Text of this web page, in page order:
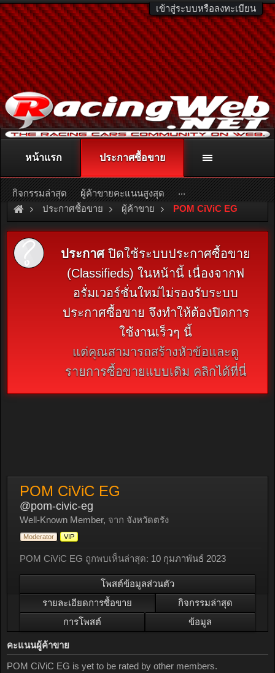
เข้าสู่ระบบหรือลงทะเบียน
ติดต่อลงโฆษณา racingweb@gmail.com
หรือโทร. 081-811-1138
หรืออ่านรายละเอียดเพิ่มเติม คลิกที่นี่
ประกาศซื้อขาย ผู้ค้าขาย POM CiViC EG
ประกาศปิดใช้ระบบประกาศซื้อขาย
(Classifieds) ในหน้านี้ เนื่องจากฟ
อรั่มเวอร์ชั่นใหม่ไม่รองรับระบบ
ประกาศซื้อขาย จึงทำให้ต้องปิดการ
ใช้งานเร็วๆ นี้
แต่คุณสามารถสร้างหัวข้อและดู
รายการซื้อขายแบบเดิม คลิกได้ที่นี่
POM CiViC EG
@pom-civic-eg
Well-Known Member, จาก จังหวัดตรัง
Moderator VIP
POM CiViC EG ถูกพบเห็นล่าสุด: 10 กุมภาพันธ์ 2023
โพสต์ข้อมูลส่วนตัว
รายละเอียดการซื้อขาย
กิจกรรมล่าสุด
การโพสต์
ข้อมูล
คะแนนผู้ค้าขาย
POM CiViC EG is yet to be rated by other members.
หน้าแรก ประกาศซื้อขาย
กิจกรรมล่าสุด ผู้ค้าขายคะแนนสูงสุด ...